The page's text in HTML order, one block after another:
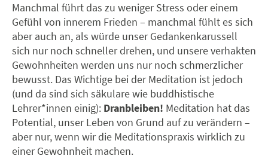
Manchmal führt das zu weniger Stress oder einem
Gefühl von innerem Frieden – manchmal fühlt es sich
aber auch an, als würde unser Gedankenkarussell
sich nur noch schneller drehen, und unsere verhakten
Gewohnheiten werden uns nur noch schmerzlicher
bewusst. Das Wichtige bei der Meditation ist jedoch
(und da sind sich säkulare wie buddhistische
Lehrer*innen einig): Dranbleiben! Meditation hat das
Potential, unser Leben von Grund auf zu verändern –
aber nur, wenn wir die Meditationspraxis wirklich zu
einer Gewohnheit machen.